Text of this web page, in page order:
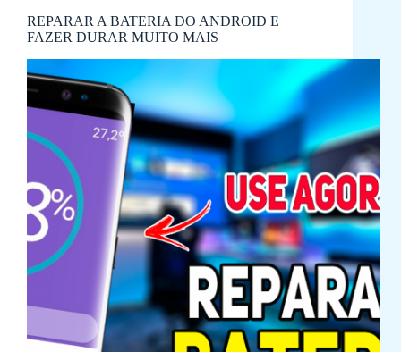
REPARAR A BATERIA DO ANDROID E
FAZER DURAR MUITO MAIS